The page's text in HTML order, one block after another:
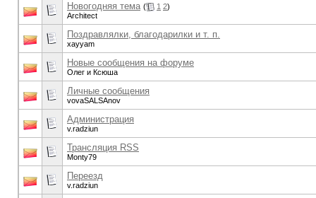
Новогодняя тема ( 1 2)
Architect
Поздравлялки, благодарилки и т. п.
xayyam
Новые сообщения на форуме
Олег и Ксюша
Личные сообщения
vovaSALSAnov
Администрация
v.radziun
Трансляция RSS
Monty79
Переезд
v.radziun